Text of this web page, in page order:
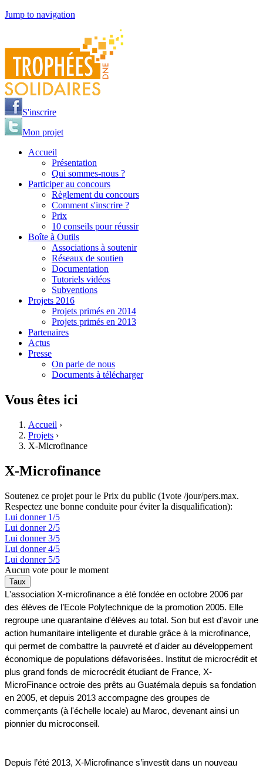
Jump to navigation
S'inscrire
Mon projet
Accueil
Présentation
Qui sommes-nous ?
Participer au concours
Règlement du concours
Comment s'inscrire ?
Prix
10 conseils pour réussir
Boîte à Outils
Associations à soutenir
Réseaux de soutien
Documentation
Tutoriels vidéos
Subventions
Projets 2016
Projets primés en 2014
Projets primés en 2013
Partenaires
Actus
Presse
On parle de nous
Documents à télécharger
Vous êtes ici
Accueil ›
Projets ›
X-Microfinance
X-Microfinance
Soutenez ce projet pour le Prix du public (1vote /jour/pers.max.
Respectez une bonne conduite pour éviter la disqualification):
Lui donner 1/5
Lui donner 2/5
Lui donner 3/5
Lui donner 4/5
Lui donner 5/5
Aucun vote pour le moment
L'association X-microfinance a été fondée en octobre 2006 par
des élèves de l’Ecole Polytechnique de la promotion 2005. Elle
regroupe une quarantaine d'élèves au total. Son but est d'avoir une
action humanitaire intelligente et durable grâce à la microfinance,
qui permet de combattre la pauvreté et d'aider au développement
économique de populations défavorisées. Institut de microcrédit et
plus grand fonds de microcrédit étudiant de France, X-
MicroFinance octroie des prêts au Guatémala depuis sa fondation
en 2005, et depuis 2013 accompagne des groupes de
commerçants (à l'échelle locale) au Maroc, devenant ainsi un
pionnier du microconseil.
Depuis l’été 2013, X-Microfinance s’investit dans un nouveau